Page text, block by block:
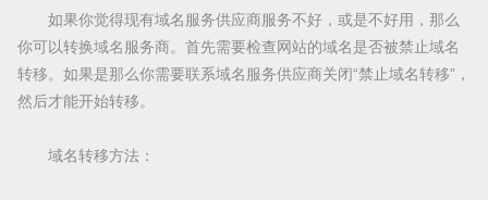
如果你觉得现有域名服务供应商服务不好，或是不好用，那么
你可以转换域名服务商。首先需要检查网站的域名是否被禁止域名
转移。如果是那么你需要联系域名服务供应商关闭“禁止域名转移”，
然后才能开始转移。
域名转移方法：